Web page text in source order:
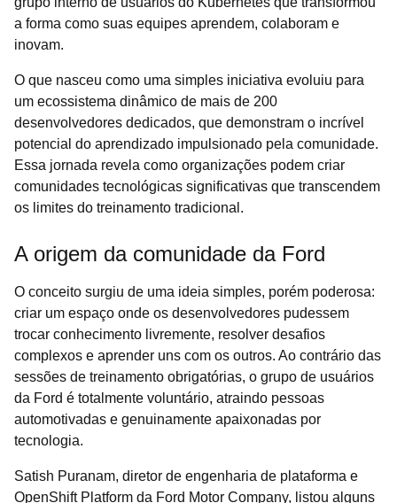
a forma como suas equipes aprendem, colaboram e
inovam.
O que nasceu como uma simples iniciativa evoluiu para
um ecossistema dinâmico de mais de 200
desenvolvedores dedicados, que demonstram o incrível
potencial do aprendizado impulsionado pela comunidade.
Essa jornada revela como organizações podem criar
comunidades tecnológicas significativas que transcendem
os limites do treinamento tradicional.
A origem da comunidade da Ford
O conceito surgiu de uma ideia simples, porém poderosa:
criar um espaço onde os desenvolvedores pudessem
trocar conhecimento livremente, resolver desafios
complexos e aprender uns com os outros. Ao contrário das
sessões de treinamento obrigatórias, o grupo de usuários
da Ford é totalmente voluntário, atraindo pessoas
automotivadas e genuinamente apaixonadas por
tecnologia.
Satish Puranam, diretor de engenharia de plataforma e
OpenShift Platform da Ford Motor Company, listou alguns